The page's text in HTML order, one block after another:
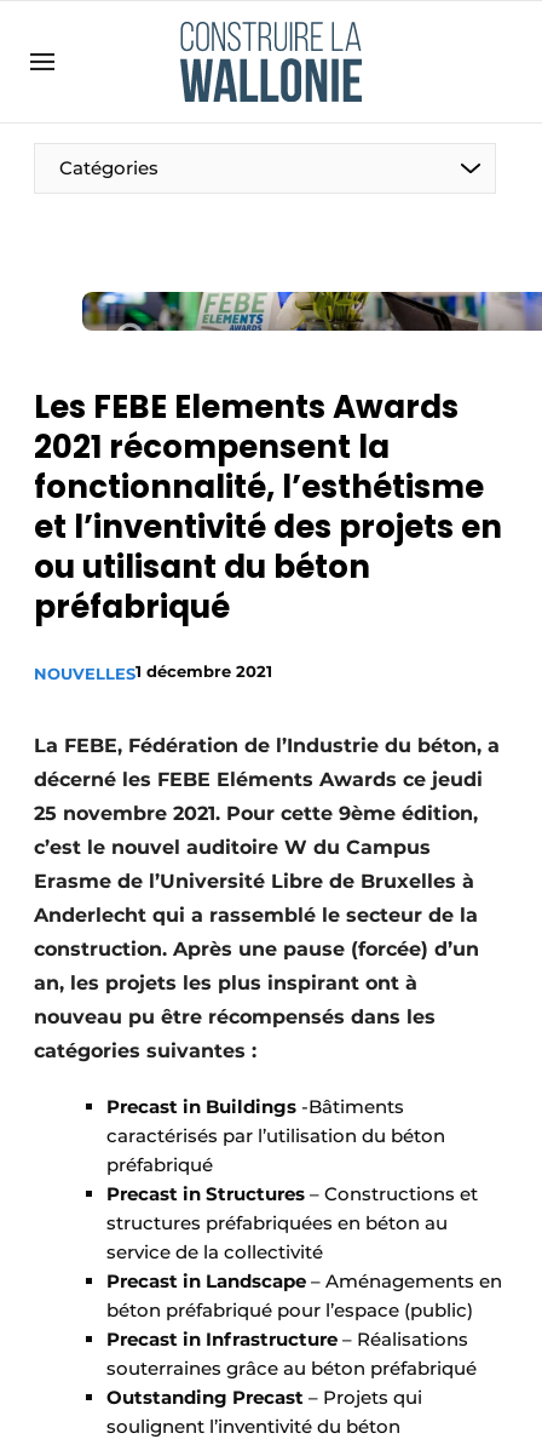
Emploi
Enregistrer une offre d’emploi
Meest gelezen
Podcasts
Privacy / Cookie statement
S’inscrire à l’événement
S’inscrire
Termes et conditions
Video’s
Catégories
Contrôle d’accès
Éclairage
Fondations
Façades
Géotextiles
Infrastructures souterraines et égouttage
Protection solaire
Rénovation
Sécurité incendie
Software
Techniques ferroviaires
Travaux ferroviaires
Les FEBE Elements Awards
2021 récompensent la
fonctionnalité, l’esthétisme
et l’inventivité des projets en
ou utilisant du béton
préfabriqué
NOUVELLES1 décembre 2021
La FEBE, Fédération de l’Industrie du béton, a
décerné les FEBE Eléments Awards ce jeudi
25 novembre 2021. Pour cette 9ème édition,
c’est le nouvel auditoire W du Campus
Erasme de l’Université Libre de Bruxelles à
Anderlecht qui a rassemblé le secteur de la
construction. Après une pause (forcée) d’un
an, les projets les plus inspirant ont à
nouveau pu être récompensés dans les
catégories suivantes :
Precast in Buildings -Bâtiments
caractérisés par l’utilisation du béton
préfabriqué
Precast in Structures – Constructions et
structures préfabriquées en béton au
service de la collectivité
Precast in Landscape – Aménagements en
béton préfabriqué pour l’espace (public)
Precast in Infrastructure – Réalisations
souterraines grâce au béton préfabriqué
Outstanding Precast – Projets qui
soulignent l’inventivité du béton